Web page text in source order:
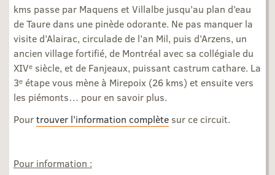
kms passe par Maquens et Villalbe jusqu’au plan d’eau
de Taure dans une pinède odorante. Ne pas manquer la
visite d’Alairac, circulade de l’an Mil, puis d’Arzens, un
ancien village fortifié, de Montréal avec sa collégiale du
XIVᵉ siècle, et de Fanjeaux, puissant castrum cathare. La
3ᵉ étape vous mène à Mirepoix (26 kms) et ensuite vers
les piémonts… pour en savoir plus.
Pourtrouver l’information complètesur ce circuit.
Pour information :